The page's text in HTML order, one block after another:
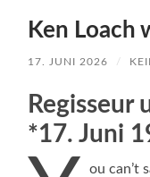
Ken Loach
17. JUNI 2026 /
Regisseur
*17. Juni
ou can’t